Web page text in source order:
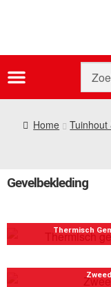
Home Tuinhout
Gevelbekleding
Thermisch